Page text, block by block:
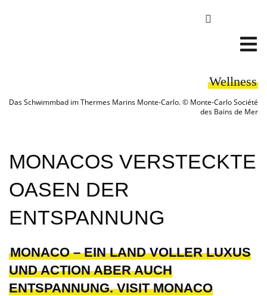
Wellness
Das Schwimmbad im Thermes Marins Monte-Carlo. © Monte-Carlo Société
des Bains de Mer
MONACOS VERSTECKTE
OASEN DER
ENTSPANNUNG
MONACO – EIN LAND VOLLER LUXUS
UND ACTION ABER AUCH
ENTSPANNUNG. VISIT MONACO